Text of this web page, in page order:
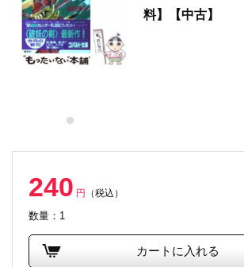
料】【中古】
240 円 （税込）
数量：1
カートに入れる